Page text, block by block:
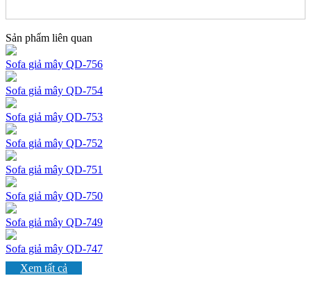
Sản phẩm liên quan
Sofa giả mây QD-756
Sofa giả mây QD-754
Sofa giả mây QD-753
Sofa giả mây QD-752
Sofa giả mây QD-751
Sofa giả mây QD-750
Sofa giả mây QD-749
Sofa giả mây QD-747
Xem tất cả